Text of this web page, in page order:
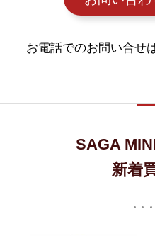
お電話でのお問い合せ
SAGA
新着